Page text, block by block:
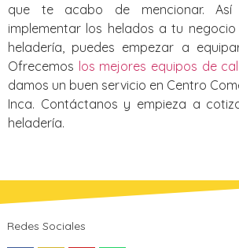
que te acabo de mencionar. Así
implementar los helados a tu
heladería, puedes empezar a
Ofrecemos los mejores equipos de
damos un buen servicio en Centro
Inca. Contáctanos y empieza a
heladería.
Redes Sociales